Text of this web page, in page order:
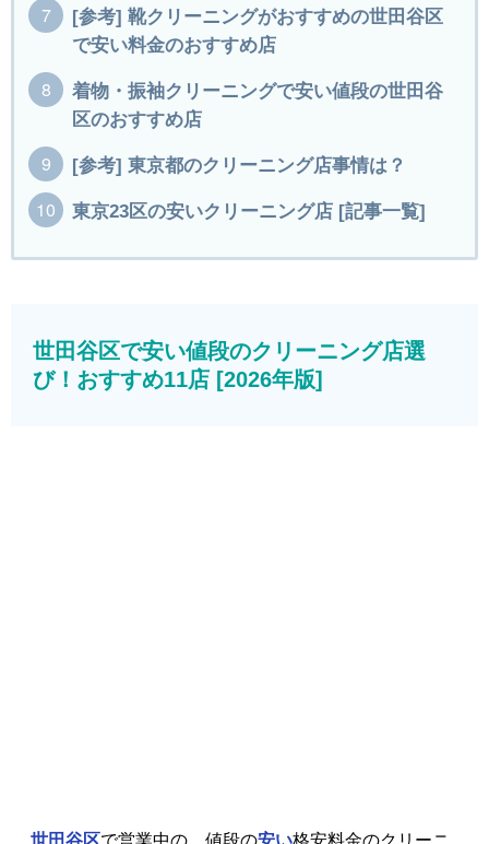
[参考] 靴クリーニングがおすすめの世田谷区
で安い料金のおすすめ店
着物・振袖クリーニングで安い値段の世田谷
区のおすすめ店
[参考] 東京都のクリーニング店事情は？
東京23区の安いクリーニング店 [記事一覧]
世田谷区で安い値段のクリーニング店選
び！おすすめ11店 [2026年版]
世田谷区で営業中の、値段の安い格安料金のクリーニ